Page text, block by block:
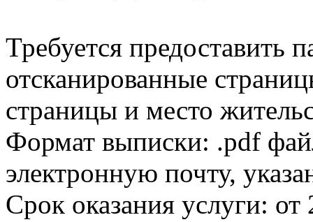
Требуется предоставить
отсканированные
страницы и место
Формат выписки: .pdf
электронную почту,
Срок оказания услуги: от